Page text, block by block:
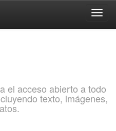
el acceso abierto a todo
texto, imágenes,